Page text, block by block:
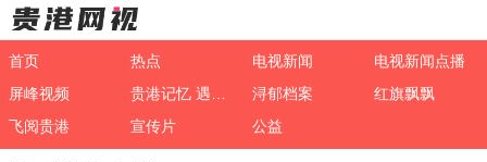
首页 热点 电视新闻
电视新闻点播
屏峰视频
浔郁档案
红旗飘飘
飞阅贵港
宣传片 公益